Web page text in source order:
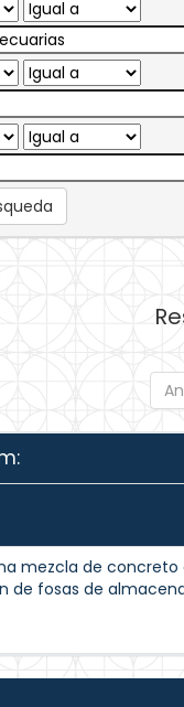
mezcla de
de fosas de